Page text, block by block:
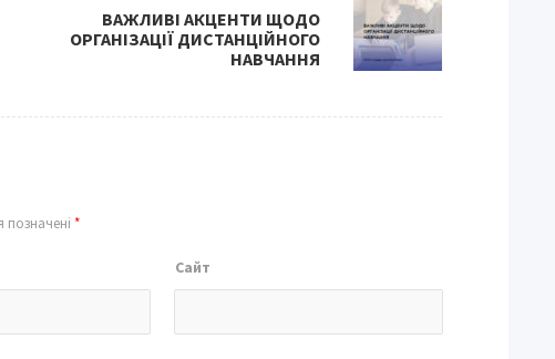
ВАЖЛИВІ АКЦЕНТИ ЩОДО
ОРГАНІЗАЦІЇ ДИСТАНЦІЙНОГО
НАВЧАННЯ
позначені*
Сайт